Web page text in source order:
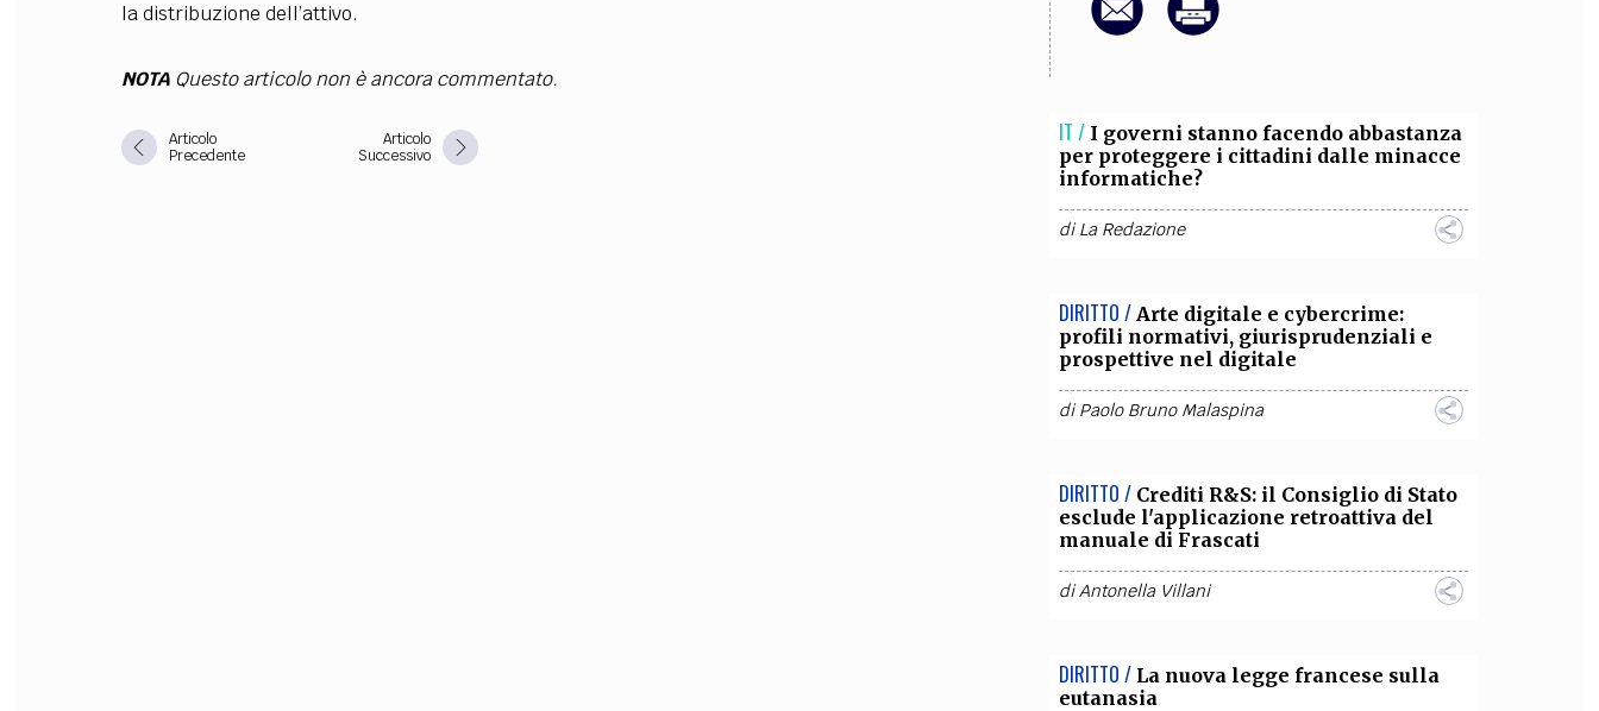
la distribuzione dell’attivo.
NOTAQuesto articolo non è ancora commentato.
Articolo
Precedente
Articolo
Successivo
IT / I governi stanno facendo abbastanza
per proteggere i cittadini dalle minacce
informatiche?
diLa Redazione
DIRITTO / Arte digitale e cybercrime:
profili normativi, giurisprudenziali e
prospettive nel digitale
diPaolo Bruno Malaspina
DIRITTO / Crediti R&S: il Consiglio di Stato
esclude l'applicazione retroattiva del
manuale di Frascati
diAntonella Villani
DIRITTO / La nuova legge francese sulla
eutanasia